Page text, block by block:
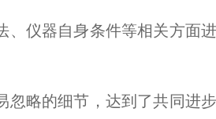
仪器自身条件等相关方面
略的细节，达到了共同进步